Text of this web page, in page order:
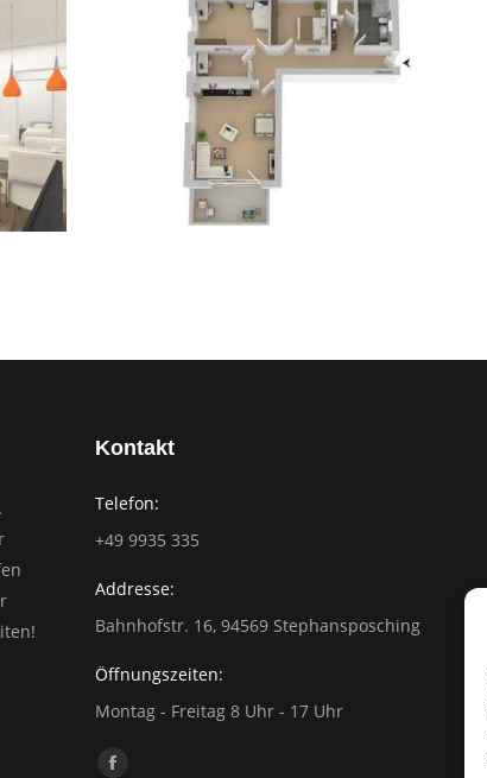
Kontakt
Telefon:
+49 9935 335
Addresse:
Bahnhofstr. 16, 94569 Stephansposching
Öffnungszeiten:
Montag - Freitag 8 Uhr - 17 Uhr
Finden Sie uns auf: